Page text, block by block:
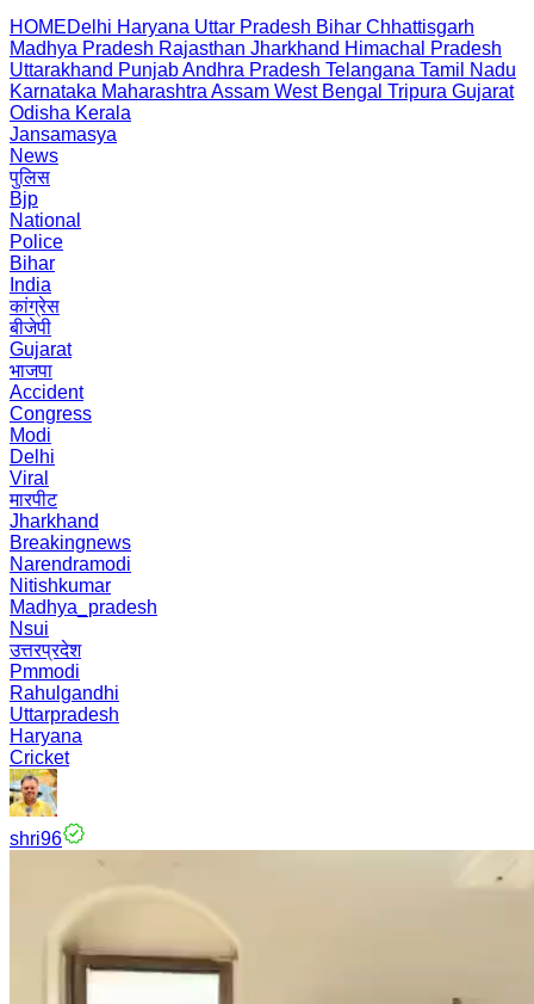
HOMEDelhi Haryana Uttar Pradesh Bihar Chhattisgarh
Madhya Pradesh Rajasthan Jharkhand Himachal Pradesh
Uttarakhand PunjabAndhra Pradesh Telangana Tamil Nadu
Karnataka Maharashtra Assam West Bengal Tripura Gujarat
Odisha Kerala
Jansamasya
News
पुलिस
Bjp
National
Police
Bihar
India
कांग्रेस
बीजेपी
Gujarat
भाजपा
Accident
Congress
Modi
Delhi
Viral
मारपीट
Jharkhand
Breakingnews
Narendramodi
Nitishkumar
Madhya_pradesh
Nsui
उत्तरप्रदेश
Pmmodi
Rahulgandhi
Uttarpradesh
Haryana
Cricket
shri96